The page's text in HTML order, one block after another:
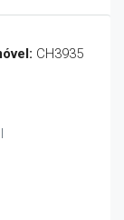
CH3935